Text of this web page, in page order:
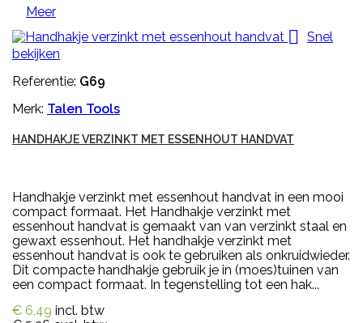
Meer

Snel
bekijken
Referentie: G69
Merk: Talen Tools
HANDHAKJE VERZINKT MET ESSENHOUT HANDVAT
Handhakje verzinkt met essenhout handvat in een mooi
compact formaat. Het Handhakje verzinkt met
essenhout handvat is gemaakt van van verzinkt staal en
gewaxt essenhout. Het handhakje verzinkt met
essenhout handvat is ook te gebruiken als onkruidwieder.
Dit compacte handhakje gebruik je in (moes)tuinen van
een compact formaat. In tegenstelling tot een hak...
€ 6,49 incl. btw